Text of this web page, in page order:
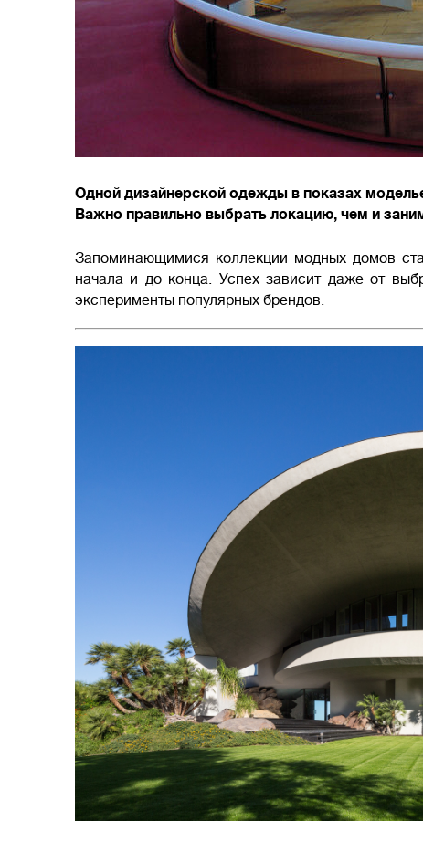
Одной дизайнерской одежды в показах
Важно правильно выбрать локацию, чем и
Запоминающимися коллекции модных домов
начала и до конца. Успех зависит даже от
эксперименты популярных брендов.